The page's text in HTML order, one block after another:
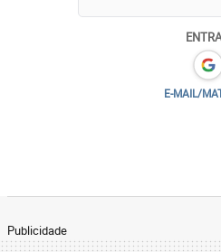
E-MAIL/
Publicidade